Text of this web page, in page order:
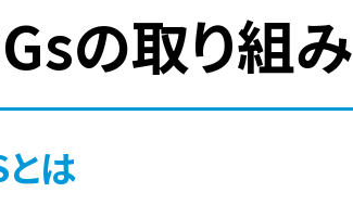
の取り組み
は